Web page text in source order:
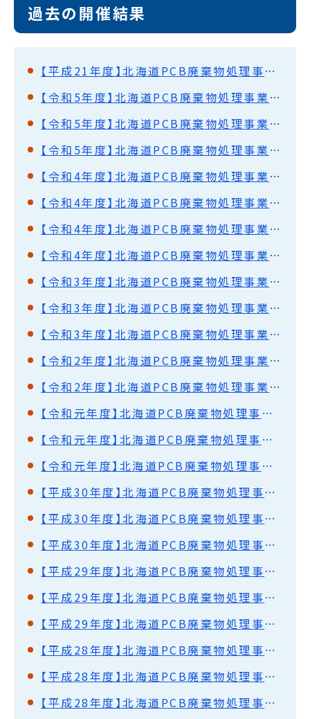
過去の開催結果
【平成21年度】北海道PCB廃棄物処理事業監視円卓会議（第18回）開催結果概要
【令和5年度】北海道PCB廃棄物処理事業監視円卓会議（第61回）開催結果概要
【令和5年度】北海道PCB廃棄物処理事業監視円卓会議（第60回）開催結果概要
【令和5年度】北海道PCB廃棄物処理事業監視円卓会議（第59回）開催結果概要
【令和4年度】北海道PCB廃棄物処理事業監視円卓会議（第58回）開催結果概要
【令和4年度】北海道PCB廃棄物処理事業監視円卓会議（第57回）開催結果概要
【令和4年度】北海道PCB廃棄物処理事業監視円卓会議（第56回）開催結果概要
【令和4年度】北海道PCB廃棄物処理事業監視円卓会議（第55回）開催結果概要
【令和3年度】北海道PCB廃棄物処理事業監視円卓会議（第54回）開催結果概要
【令和3年度】北海道PCB廃棄物処理事業監視円卓会議（第53回）開催結果概要
【令和3年度】北海道PCB廃棄物処理事業監視円卓会議（第52回）開催結果概要
【令和2年度】北海道PCB廃棄物処理事業監視円卓会議（第51回）開催結果概要
【令和2年度】北海道PCB廃棄物処理事業監視円卓会議（第50回）開催結果概要
【令和元年度】北海道PCB廃棄物処理事業監視円卓会議（第49回）開催結果概要
【令和元年度】北海道PCB廃棄物処理事業監視円卓会議（第48回）開催結果概要
【令和元年度】北海道PCB廃棄物処理事業監視円卓会議（第47回）開催結果概要
【平成30年度】北海道PCB廃棄物処理事業監視円卓会議（第46回）開催結果概要
【平成30年度】北海道PCB廃棄物処理事業監視円卓会議（第45回）開催結果概要
【平成30年度】北海道PCB廃棄物処理事業監視円卓会議（第44回）開催結果概要
【平成29年度】北海道PCB廃棄物処理事業監視円卓会議（第43回）開催結果概要
【平成29年度】北海道PCB廃棄物処理事業監視円卓会議（第42回）開催結果概要
【平成29年度】北海道PCB廃棄物処理事業監視円卓会議（第41回）開催結果概要
【平成28年度】北海道PCB廃棄物処理事業監視円卓会議（第40回）開催結果概要
【平成28年度】北海道PCB廃棄物処理事業監視円卓会議（第39回）開催結果概要
【平成28年度】北海道PCB廃棄物処理事業監視円卓会議（第38回）開催結果概要